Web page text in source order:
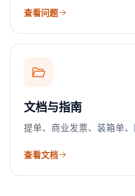
查看问题
文档与指南
提单、商业发票、装箱单
查看文档